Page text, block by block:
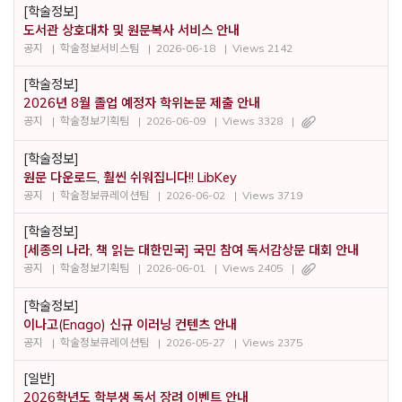
[학술정보]
도서관 상호대차 및 원문복사 서비스 안내
공지 학술정보서비스팀 2026-06-18 Views 2142
[학술정보]
2026년 8월 졸업 예정자 학위논문 제출 안내
공지 학술정보기획팀 2026-06-09 Views 3328
[학술정보]
원문 다운로드, 훨씬 쉬워집니다!! LibKey
공지 학술정보큐레이션팀 2026-06-02 Views 3719
[학술정보]
[세종의 나라, 책 읽는 대한민국] 국민 참여 독서감상문 대회 안내
공지 학술정보기획팀 2026-06-01 Views 2405
[학술정보]
이나고(Enago) 신규 이러닝 컨텐츠 안내
공지 학술정보큐레이션팀 2026-05-27 Views 2375
[일반]
2026학년도 학부생 독서 장려 이벤트 안내